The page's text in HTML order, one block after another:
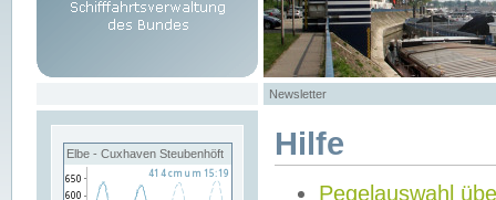
Newsletter
Elbe - Cuxhaven Steubenhöft Hilfe
Pegelauswahl